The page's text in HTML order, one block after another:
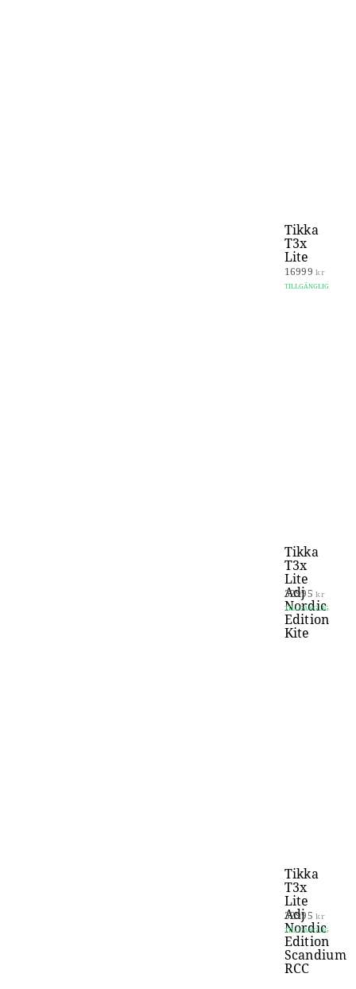
Tikka
T3x
Lite
16999 kr
TILLGÄNGLIG
Tikka
T3x
Lite
Adj
Nordic
Edition
Kite
32995 kr
TILLGÄNGLIG
Tikka
T3x
Lite
Adj
Nordic
Edition
Scandium
RCC
32995 kr
TILLGÄNGLIG